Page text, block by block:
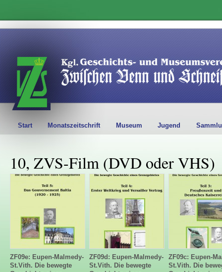
Start Monatszeitschrift Museum Jugend
10, ZVS-Film (DVD oder VHS)
ZF09e: Eupen-Malmedy-
St.Vith. Die bewegte
ZF09d: Eupen-Malmedy-
St.Vith. Die bewegte
ZF09c: Eupen-
St.Vith. Die